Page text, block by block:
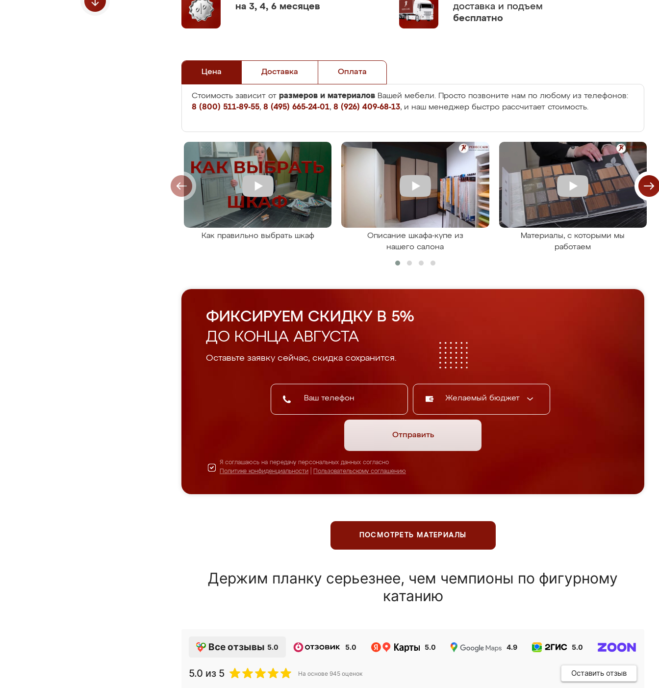
на 3, 4, 6 месяцев
доставка и подъем
бесплатно
Цена Доставка Оплата
Стоимость зависит от размеров и материалов Вашей мебели. Просто позвоните нам по любому из телефонов:
8 (800) 511-89-55, 8 (495) 665-24-01, 8 (926) 409-68-13, и наш менеджер быстро рассчитает стоимость.
Как правильно выбрать шкаф
Описание шкафа-купе из
нашего салона
Материалы, с которыми мы
работаем
ФИКСИРУЕМ СКИДКУ В 5%
ДО КОНЦА АВГУСТА
Оставьте заявку сейчас, скидка сохранится.
Желаемый бюджет
Отправить
Я соглашаюсь на передачу персональных данных согласно
Политике конфиденциальности
Пользовательскому соглашению
ПОСМОТРЕТЬ МАТЕРИАЛЫ
Держим планку серьезнее, чем чемпионы по фигурному
катанию
Все отзывы 5.0 5.0 5.0 4.9 5.0
5.0 из 5 На основе 945 оценок Оставить отзыв